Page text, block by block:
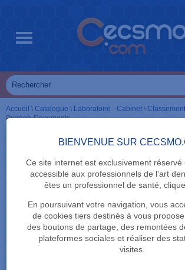
BIENVENUE SUR
Ce site internet est exclusivement réservé
accessible aux professionnels de l'art
êtes un professionnel de santé,
En poursuivant votre navigation, vous
de cookies tiers destinés à vous
des boutons de partage, des remontées
plateformes sociales et réaliser des
visites.
Accueil \ Catalogue \ Laboratoire - Cabinet \
Protège-Documents